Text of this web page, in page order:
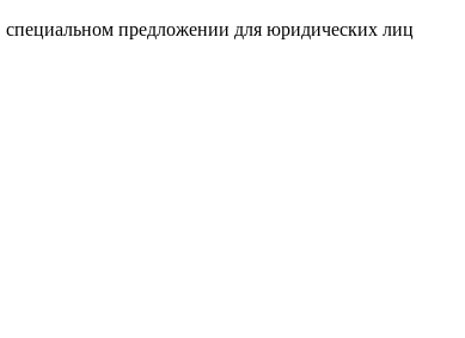
предложении для юридических лиц